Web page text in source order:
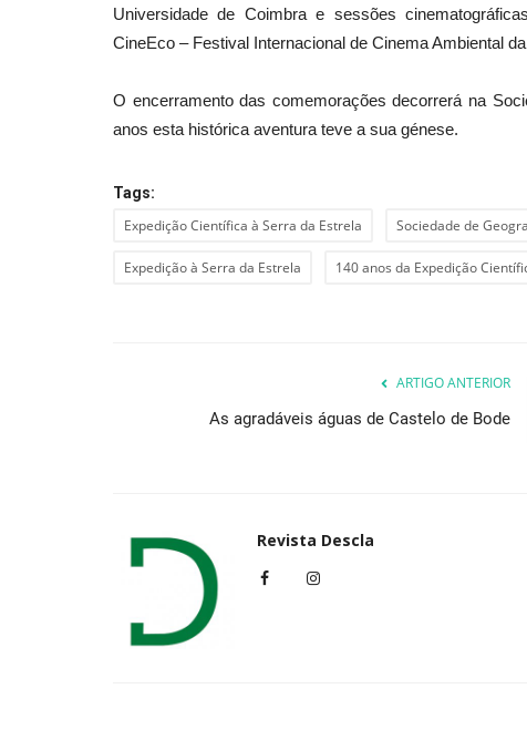
Universidade de Coimbra e sessões
CineEco – Festival Internacional de Cinema Ambiental
O encerramento das comemorações decorrerá na
anos esta histórica aventura teve a sua génese.
Tags:
Expedição Científica à Serra da Estrela Sociedade de
Expedição à Serra da Estrela 140 anos da Expedição
ARTIGO ANTERIOR
As agradáveis águas de Castelo de Bode
Revista Descla
Desporto
André Rodrigues e Inês João